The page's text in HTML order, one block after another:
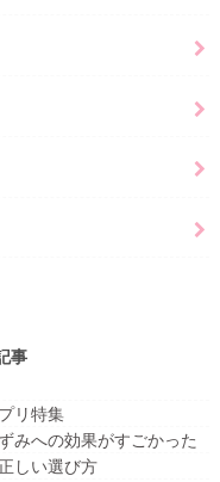
事
リ特集
みへの効果がすごかった
しい選び方